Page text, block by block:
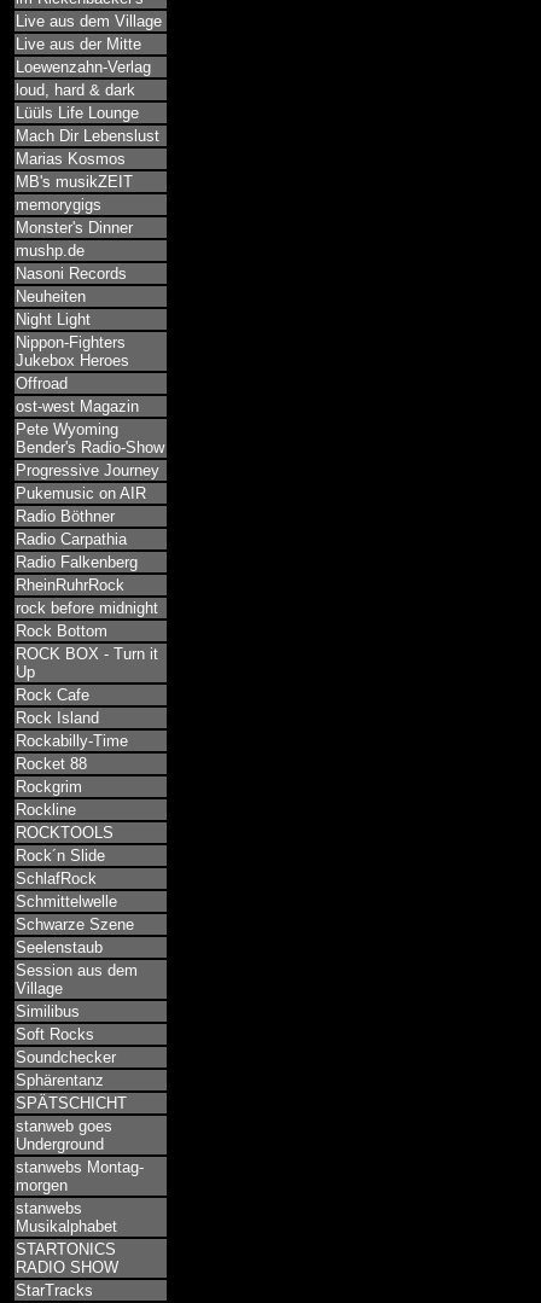
Live aus dem Village
Live aus der Mitte
Loewenzahn-Verlag
loud, hard & dark
Lüüls Life Lounge
Mach Dir Lebenslust
Marias Kosmos
MB's musikZEIT
memorygigs
Monster's Dinner
mushp.de
Nasoni Records
Neuheiten
Night Light
Nippon-Fighters
Jukebox Heroes
Offroad
ost-west Magazin
Pete Wyoming
Bender's Radio-Show
Progressive Journey
Pukemusic on AIR
Radio Böthner
Radio Carpathia
Radio Falkenberg
RheinRuhrRock
rock before midnight
Rock Bottom
ROCK BOX - Turn it
Up
Rock Cafe
Rock Island
Rockabilly-Time
Rocket 88
Rockgrim
Rockline
ROCKTOOLS
Rock´n Slide
SchlafRock
Schmittelwelle
Schwarze Szene
Seelenstaub
Session aus dem
Village
Similibus
Soft Rocks
Soundchecker
Sphärentanz
SPÄTSCHICHT
stanweb goes
Underground
stanwebs Montag-
morgen
stanwebs
Musikalphabet
STARTONICS
RADIO SHOW
StarTracks